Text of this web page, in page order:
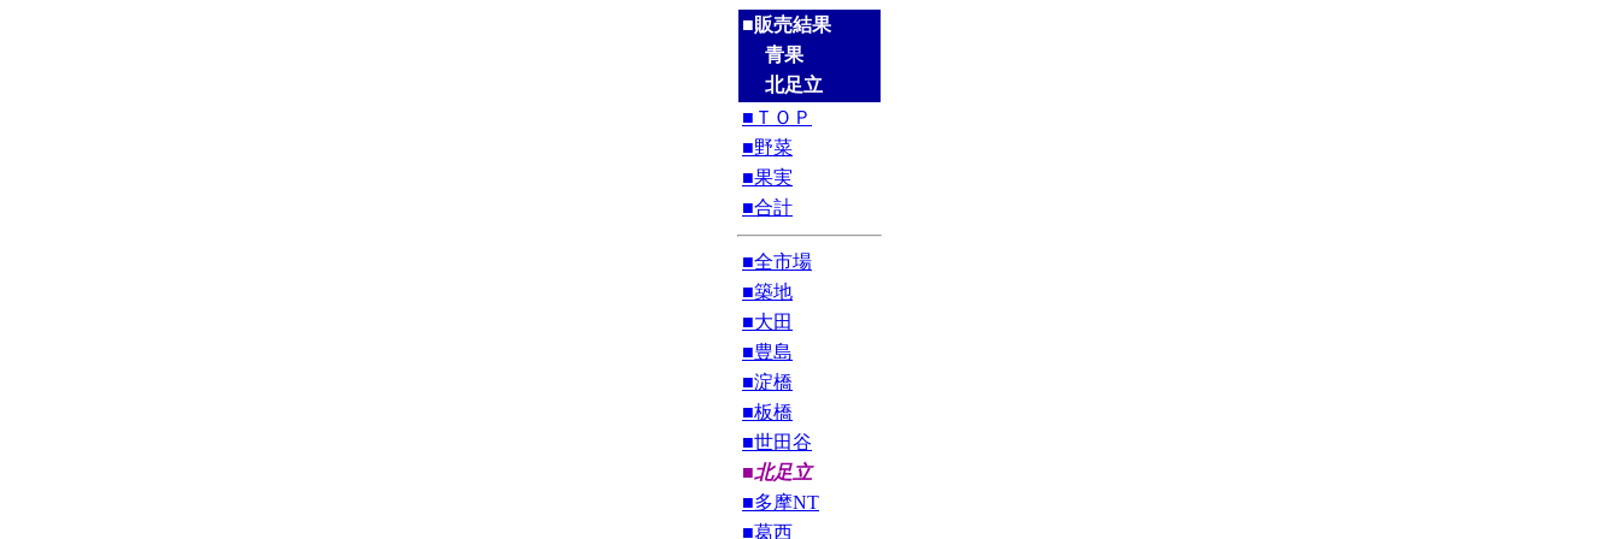
■販売結果
青果
北足立
■ＴＯＰ
■野菜
■果実
■合計
■全市場
■築地
■大田
■豊島
■淀橋
■板橋
■世田谷
■北足立
■多摩NT
■葛西